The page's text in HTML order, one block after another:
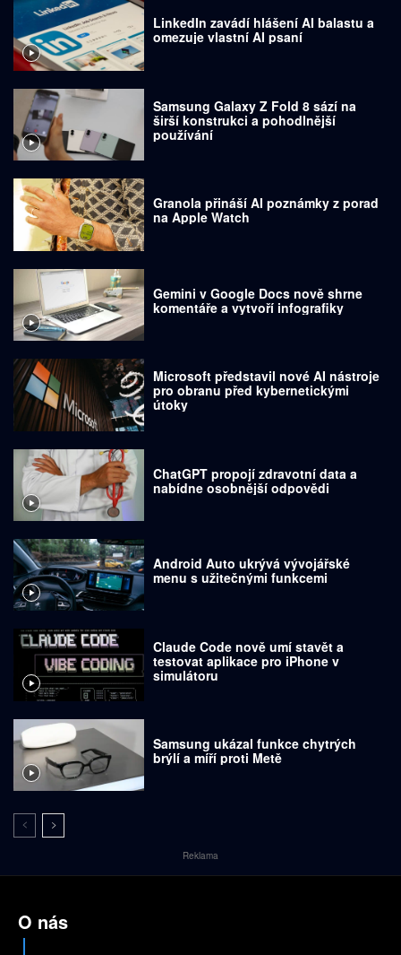
LinkedIn zavádí hlášení AI balastu a
omezuje vlastní AI psaní
Samsung Galaxy Z Fold 8 sází na
širší konstrukci a pohodlnější
používání
Granola přináší AI poznámky z porad
na Apple Watch
Gemini v Google Docs nově shrne
komentáře a vytvoří infografiky
Microsoft představil nové AI nástroje
pro obranu před kybernetickými
útoky
ChatGPT propojí zdravotní data a
nabídne osobnější odpovědi
Android Auto ukrývá vývojářské
menu s užitečnými funkcemi
Claude Code nově umí stavět a
testovat aplikace pro iPhone v
simulátoru
Samsung ukázal funkce chytrých
brýlí a míří proti Metě
Reklama
O nás